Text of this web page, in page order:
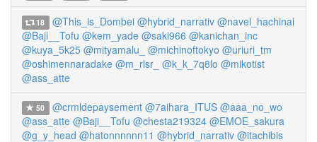
18 @This_is_Dombei @hybrid_narrativ @navel_hachinai
@Baji__Tofu @kem_yade @saki966 @kanichan_inc
@kuya_5k25 @mityamalu_ @michinoftokyo @uriuri_tm
@oshimennaradake @m_rlsr_ @k_k_7q8lo @mikotist
@ass_atte
50 @crmldepaysement @7aihara_ITUS @aaa_no_wo
@ass_atte @Baji__Tofu @chesta219324 @EMOE_sakura
@g_y_head @hatonnnnnn11 @hybrid_narrativ @itachibis